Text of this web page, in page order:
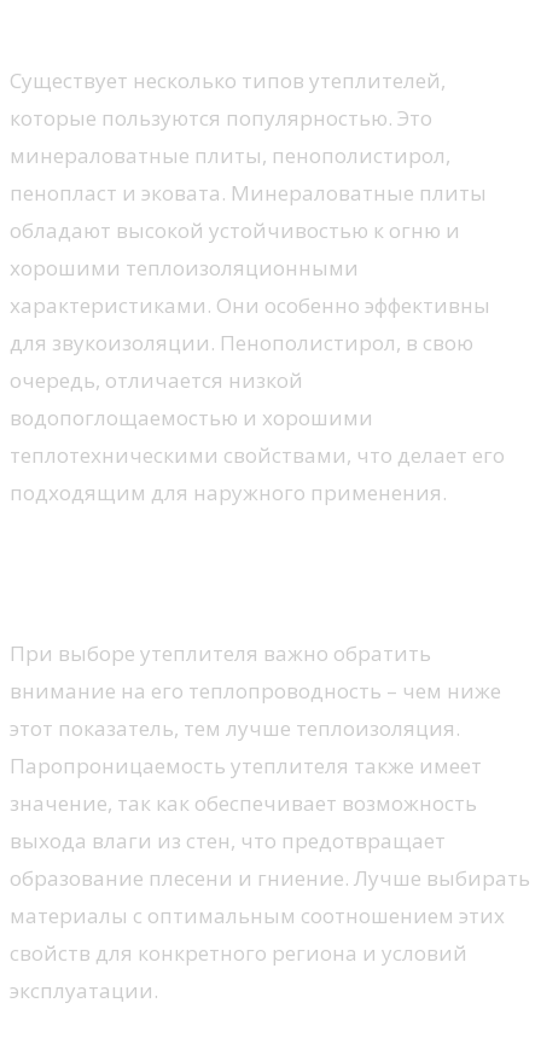
Существует несколько типов утеплителей,
которые пользуются популярностью. Это
минераловатные плиты, пенополистирол,
пенопласт и эковата. Минераловатные плиты
обладают высокой устойчивостью к огню и
хорошими теплоизоляционными
характеристиками. Они особенно эффективны
для звукоизоляции. Пенополистирол, в свою
очередь, отличается низкой
водопоглощаемостью и хорошими
теплотехническими свойствами, что делает его
подходящим для наружного применения.
При выборе утеплителя важно обратить
внимание на его теплопроводность – чем ниже
этот показатель, тем лучше теплоизоляция.
Паропроницаемость утеплителя также имеет
значение, так как обеспечивает возможность
выхода влаги из стен, что предотвращает
образование плесени и гниение. Лучше выбирать
материалы с оптимальным соотношением этих
свойств для конкретного региона и условий
эксплуатации.